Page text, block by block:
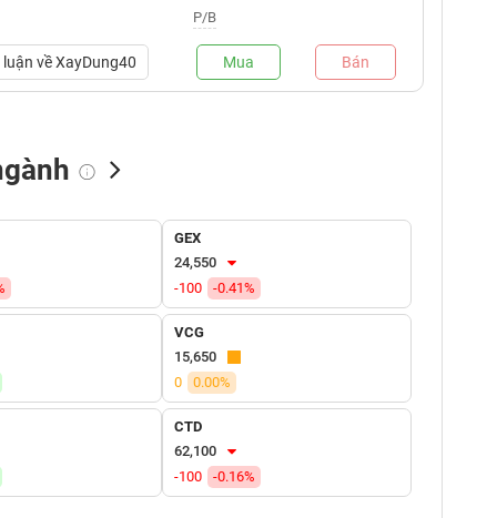
P/B
vềXayDung40 Mua Bán
Tự doanh mua
GEX
24,550
-100
-0.41%
VCG
15,650
0
0.00%
CTD
62,100
-100
-0.16%